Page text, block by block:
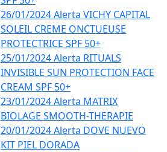
26/01/2024 Alerta VICHY CAPITAL
SOLEIL CREME ONCTUEUSE
PROTECTRICE SPF 50+
25/01/2024 Alerta RITUALS
INVISIBLE SUN PROTECTION FACE
CREAM SPF 50+
23/01/2024 Alerta MATRIX
BIOLAGE SMOOTH-THERAPIE
20/01/2024 Alerta DOVE NUEVO
KIT PIEL DORADA